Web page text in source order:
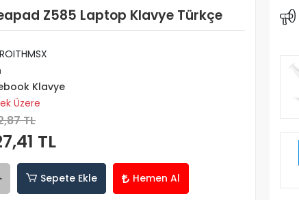
Z585 Laptop Klavye Türkçe
Klavye
Üzere
TL
TL
Sepete Ekle Hemen Al